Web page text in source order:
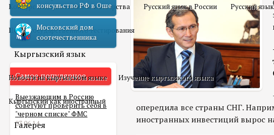
Конкурс педагогического мастерства Русский язык в России Русский
Центр государственного тестирования
Кыргызский язык
Новости на кыргызском языке Изучение кыргызского языка
Кыргызский как иностранный
Галерея
консульство РФ в Оше
Московский дом
соотечественника
Самое популярное
Выезжающим в Россию
советуют проверить себя в
"черном списке" ФМС
03.06.14
опередила все страны СНГ.
иностранных инвестиций вырос